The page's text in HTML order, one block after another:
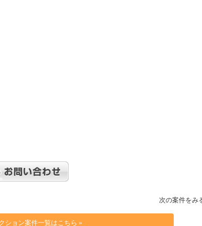
次の案件をみ
ション案件一覧はこちら »